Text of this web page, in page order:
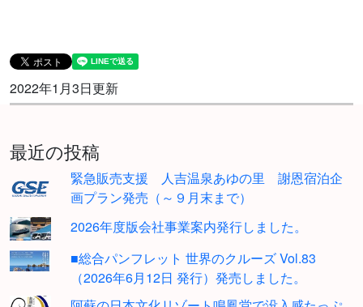
2022年1月3日更新
最近の投稿
緊急販売支援 人吉温泉あゆの里 謝恩宿泊企
画プラン発売（～９月末まで）
2026年度版会社事業案内発行しました。
■総合パンフレット 世界のクルーズ Vol.83
（2026年6月12日 発行）発売しました。